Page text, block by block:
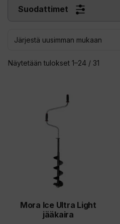
Suodattimet
Näytetään tulokset 1–24 / 31
Mora Ice Ultra Light
jääkaira